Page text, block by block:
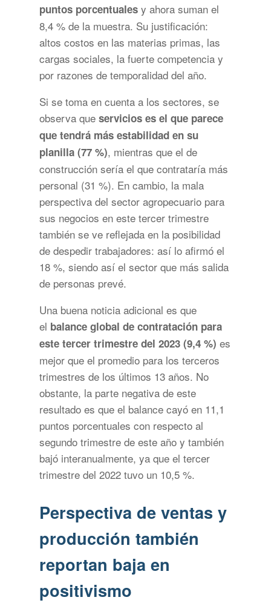
puntos porcentuales y ahora suman el
8,4 % de la muestra. Su justificación:
altos costos en las materias primas, las
cargas sociales, la fuerte competencia y
por razones de temporalidad del año.
Si se toma en cuenta a los sectores, se
observa que servicios es el que parece
que tendrá más estabilidad en su
planilla (77 %), mientras que el de
construcción sería el que contrataría más
personal (31 %). En cambio, la mala
perspectiva del sector agropecuario para
sus negocios en este tercer trimestre
también se ve reflejada en la posibilidad
de despedir trabajadores: así lo afirmó el
18 %, siendo así el sector que más salida
de personas prevé.
Una buena noticia adicional es que
el balance global de contratación para
este tercer trimestre del 2023 (9,4 %) es
mejor que el promedio para los terceros
trimestres de los últimos 13 años. No
obstante, la parte negativa de este
resultado es que el balance cayó en 11,1
puntos porcentuales con respecto al
segundo trimestre de este año y también
bajó interanualmente, ya que el tercer
trimestre del 2022 tuvo un 10,5 %.
Perspectiva de ventas y
producción también
reportan baja en
positivismo